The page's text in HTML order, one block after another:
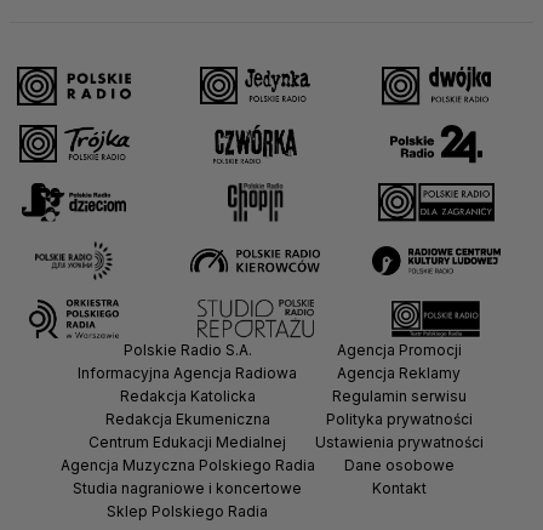
Polskie Radio S.A.
Informacyjna Agencja Radiowa
Redakcja Katolicka
Redakcja Ekumeniczna
Centrum Edukacji Medialnej
Agencja Muzyczna Polskiego Radia
Studia nagraniowe i koncertowe
Sklep Polskiego Radia
Agencja Promocji
Agencja Reklamy
Regulamin serwisu
Polityka prywatności
Ustawienia prywatności
Dane osobowe
Kontakt